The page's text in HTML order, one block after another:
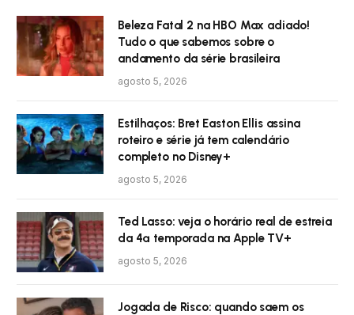
Beleza Fatal 2 na HBO Max adiado!
Tudo o que sabemos sobre o
andamento da série brasileira
agosto 5, 2026
Estilhaços: Bret Easton Ellis assina
roteiro e série já tem calendário
completo no Disney+
agosto 5, 2026
Ted Lasso: veja o horário real de estreia
da 4ª temporada na Apple TV+
agosto 5, 2026
Jogada de Risco: quando saem os